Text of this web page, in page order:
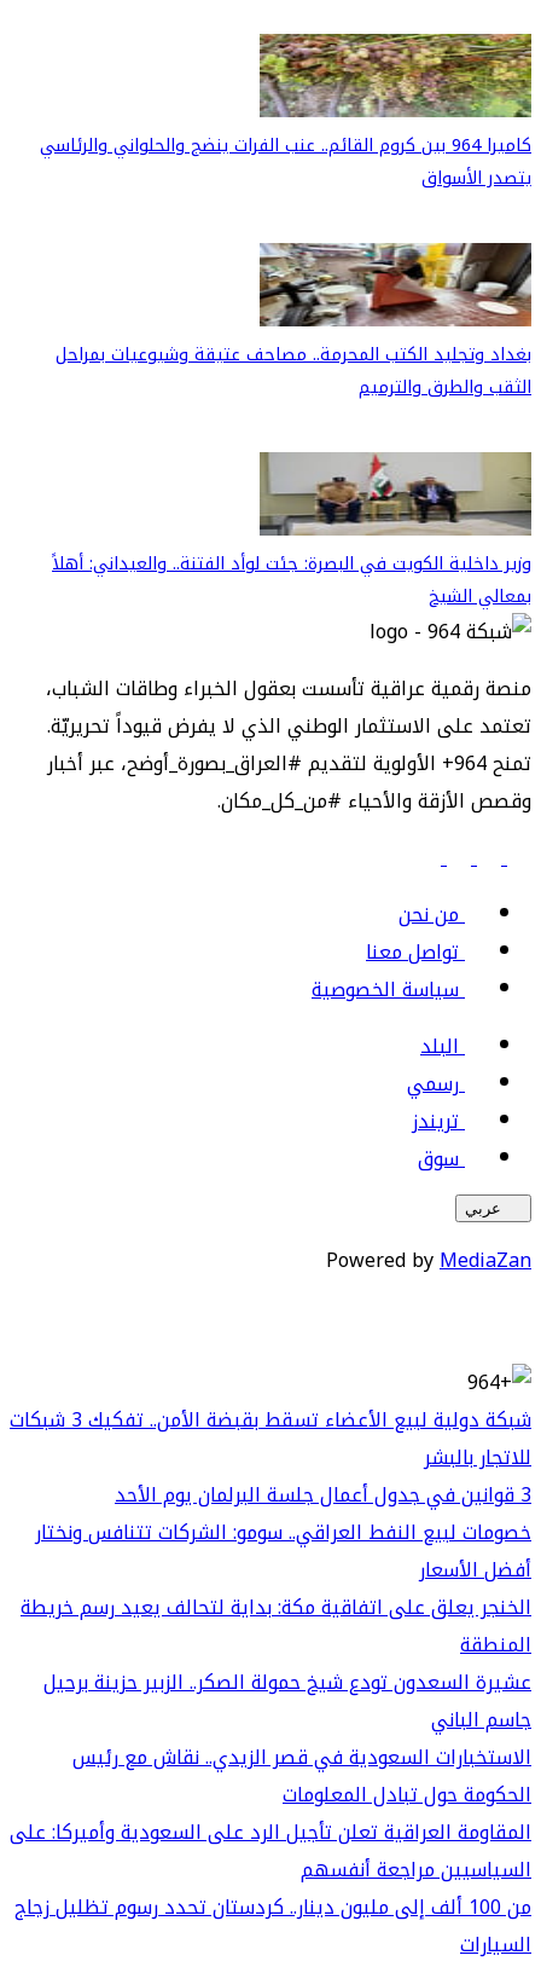
كاميرا 964 بين كروم القائم.. عنب الفرات ينضج والحلواني والرئاسي
يتصدر الأسواق
بغداد وتجليد الكتب المحرمة.. مصاحف عتيقة وشيوعيات بمراحل
الثقب والطرق والترميم
وزير داخلية الكويت في البصرة: جئت لوأد الفتنة.. والعيداني: أهلاً
بمعالي الشيخ
منصة رقمية عراقية تأسست بعقول الخبراء وطاقات الشباب،
تعتمد على الاستثمار الوطني الذي لا يفرض قيوداً تحريريّة.
تمنح 964+ الأولوية لتقديم #العراق_بصورة_أوضح، عبر أخبار
وقصص الأزقة والأحياء #من_كل_مكان.
من نحن
تواصل معنا
سياسة الخصوصية
البلد
رسمي
تريندز
سوق
عربي
Powered byMediaZan
شبكة دولية لبيع الأعضاء تسقط بقبضة الأمن.. تفكيك 3 شبكات
للاتجار بالبشر
3 قوانين في جدول أعمال جلسة البرلمان يوم الأحد
خصومات لبيع النفط العراقي.. سومو: الشركات تتنافس ونختار
أفضل الأسعار
الخنجر يعلق على اتفاقية مكة: بداية لتحالف يعيد رسم خريطة
المنطقة
عشيرة السعدون تودع شيخ حمولة الصكر.. الزبير حزينة برحيل
جاسم الباني
الاستخبارات السعودية في قصر الزيدي.. نقاش مع رئيس
الحكومة حول تبادل المعلومات
المقاومة العراقية تعلن تأجيل الرد على السعودية وأميركا: على
السياسيين مراجعة أنفسهم
من 100 ألف إلى مليون دينار.. كردستان تحدد رسوم تظليل زجاج
السيارات